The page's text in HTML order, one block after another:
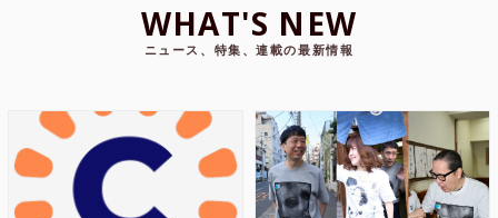
WHAT'S NEW
ニュース、特集、連載の最新情報